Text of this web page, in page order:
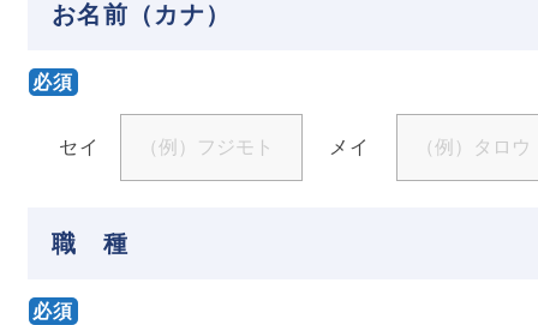
お名前（カナ）
必須
セイ メイ
職 種
必須